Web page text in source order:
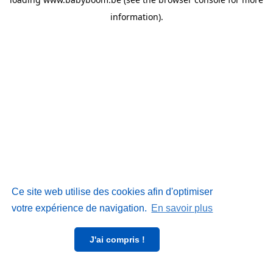
Ce site web utilise des cookies afin d'optimiser
votre expérience de navigation. En savoir plus
J'ai compris !
information).